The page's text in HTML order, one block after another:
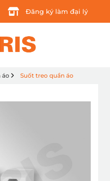
Đăng ký làm đại lý
áo Suốt treo quần áo